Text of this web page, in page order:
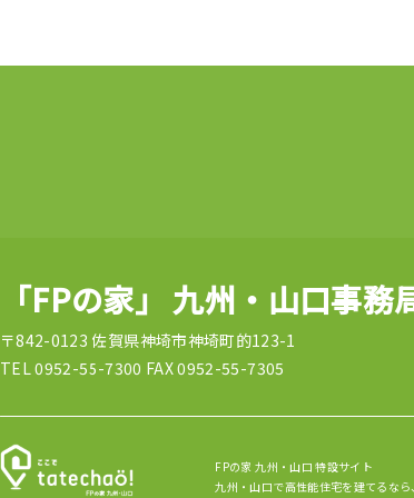
「FPの家」 九州・山口事務
〒842-0123 佐賀県神埼市神埼町的123-1
TEL 0952-55-7300 FAX 0952-55-7305
FPの家 九州・山口 特設サイト
九州・山口で高性能住宅を建てるなら、